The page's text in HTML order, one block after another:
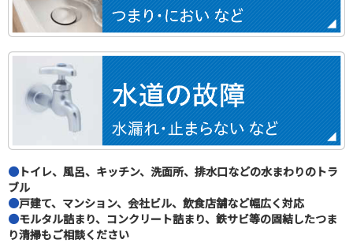
●トイレ、風呂、キッチン、洗面所、排水口などの水まわりのトラ
ブル
●戸建て、マンション、会社ビル、飲食店舗など幅広く対応
●モルタル詰まり、コンクリート詰まり、鉄サビ等の固結したつま
り清掃もご相談ください